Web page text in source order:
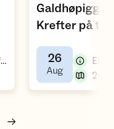
Middels krevende fellestur, fottur
,
Krefter på tur
26
Aug,